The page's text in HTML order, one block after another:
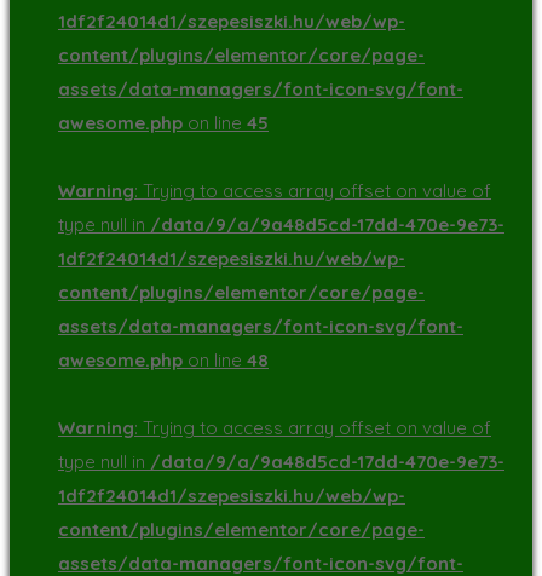
1df2f24014d1/szepesiszki.hu/web/wp-
content/plugins/elementor/core/page-
assets/data-managers/font-icon-svg/font-
awesome.php on line 45
Warning: Trying to access array offset on value of
type null in /data/9/a/9a48d5cd-17dd-470e-9e73-
1df2f24014d1/szepesiszki.hu/web/wp-
content/plugins/elementor/core/page-
assets/data-managers/font-icon-svg/font-
awesome.php on line 48
Warning: Trying to access array offset on value of
type null in /data/9/a/9a48d5cd-17dd-470e-9e73-
1df2f24014d1/szepesiszki.hu/web/wp-
content/plugins/elementor/core/page-
assets/data-managers/font-icon-svg/font-